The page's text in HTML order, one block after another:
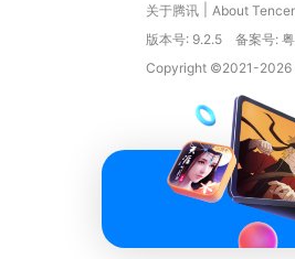
关于腾讯 About
版本号: 9.2.5 备案号:
Copyright ©2021-2026